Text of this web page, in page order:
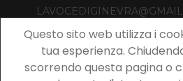
Questo sito web utilizza i
tua esperienza.
scorrendo questa pagina o